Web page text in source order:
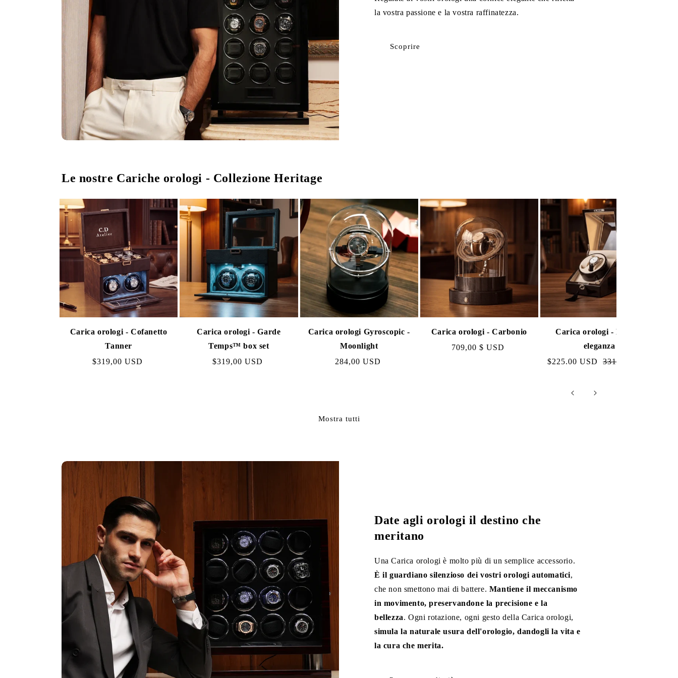
la vostra passione e la vostra raffinatezza.
Scoprire
Le nostre Cariche orologi - Collezione Heritage
Carica orologi - Cofanetto
Tanner
Prezzo
$319,00 USD
Carica orologi - Garde
Temps™ box set
Prezzo
$319,00 USD
Carica orologi Gyroscopic -
Moonlight
Prezzo
284,00 USD
Carica orologi - Carbonio
Prezzo
709,00 $ USD
Carica orologi - Doppia
eleganza
Prezzo
$225.00 USD
Prezzo
331,00 USD
Mostra tutti
Date agli orologi il destino che
meritano
Una Carica orologi è molto più di un semplice accessorio.
È il guardiano silenzioso dei vostri orologi automatici,
che non smettono mai di battere. Mantiene il meccanismo
in movimento, preservandone la precisione e la
bellezza. Ogni rotazione, ogni gesto della Carica orologi,
simula la naturale usura dell'orologio, dandogli la vita e
la cura che merita.